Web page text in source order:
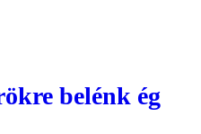
belénk ég